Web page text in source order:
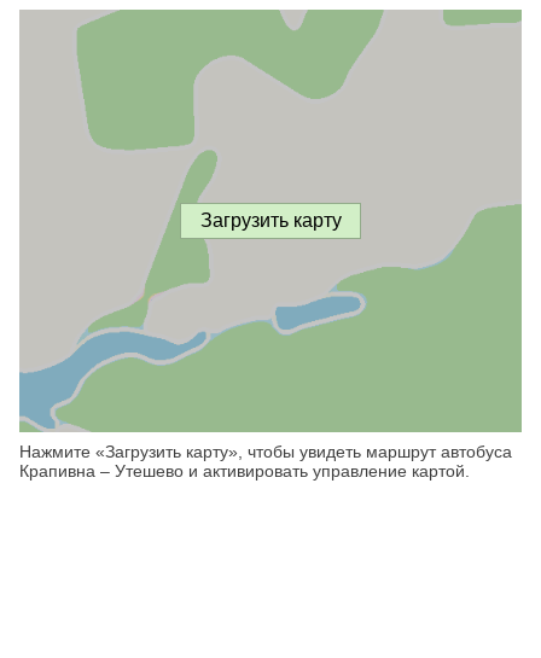
Загрузить карту
Нажмите «Загрузить карту», чтобы увидеть маршрут автобуса
Крапивна – Утешево и активировать управление картой.